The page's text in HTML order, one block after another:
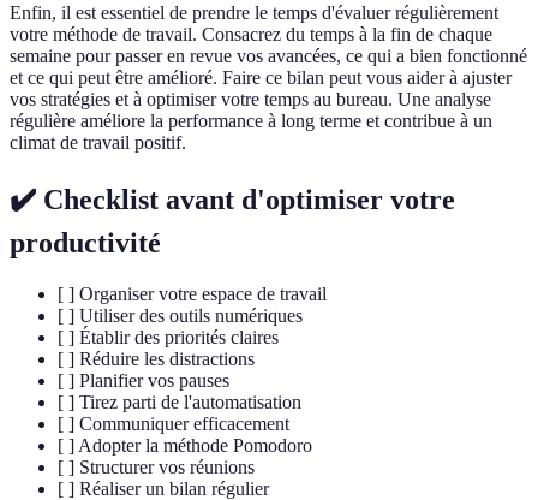
Enfin, il est essentiel de prendre le temps d'évaluer régulièrement
votre méthode de travail. Consacrez du temps à la fin de chaque
semaine pour passer en revue vos avancées, ce qui a bien fonctionné
et ce qui peut être amélioré. Faire ce bilan peut vous aider à ajuster
vos stratégies et à optimiser votre temps au bureau. Une analyse
régulière améliore la performance à long terme et contribue à un
climat de travail positif.
✔️ Checklist avant d'optimiser votre
productivité
[ ] Organiser votre espace de travail
[ ] Utiliser des outils numériques
[ ] Établir des priorités claires
[ ] Réduire les distractions
[ ] Planifier vos pauses
[ ] Tirez parti de l'automatisation
[ ] Communiquer efficacement
[ ] Adopter la méthode Pomodoro
[ ] Structurer vos réunions
[ ] Réaliser un bilan régulier